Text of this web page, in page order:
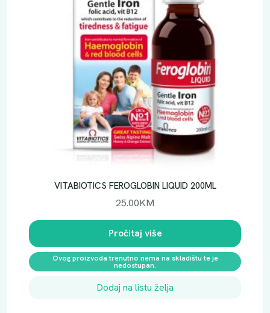
VITABIOTICS FEROGLOBIN LIQUID 200ML
25.00KM
Pročitaj više
Ovog proizvoda trenutno nema na skladištu te je
nedostupan.
Dodaj na listu želja